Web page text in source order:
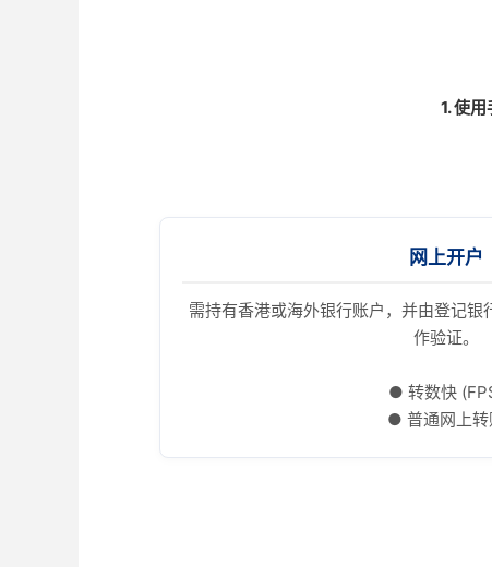
1. 使
网上开户
需持有香港或海外银行账户，并由登记
作验证。
● 转数快
● 普通网上转